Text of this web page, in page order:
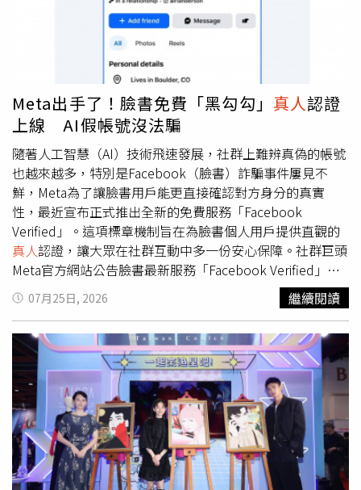
品。謝謝大家關心。」
塢巨星，真正走進劇中角色的人生。裘莉接受《People》
專訪時也表示，電影雖然從疾病出發，卻不是關於生命的終
點，而是一個女人重新找回活下去的渴望，「這部電影不是
我角色的結束，而是重新渴望活到最後一口氣。」她將整部
作品的精神濃縮為「Live life」，希望觀眾即使正面對疾
病、失去或人生低谷，仍能把握時間，好好生活。而史蒂芬
史匹柏執導的科幻大片《揭密日搶先版》也將於7月登上台
灣大哥大MyVideo，全球票房已突破2.34億美元（約新台幣
75億元），由艾蜜莉布朗、喬許歐康納、柯林佛斯等人主
演，描述人類即將得知外星生命真相所引發的全球危機。艾
蜜莉布朗透露，片中有一場突然說出非人類語言的關鍵戲，
原可透過人工智慧協助製作聲音，她卻因對AI感到恐懼而拒
絕，選擇親自進錄音室嘗試各種呼吸聲、喉音、子音與怪異
聲響，再交由音效團隊重新組合，堅持讓這段演出保留 真人
聲音的質感。艾蜜莉布朗在《揭密日》中有一場突然說出非
人類語言的關鍵戲，她因對AI感到恐懼而拒絕使用人工智慧
完成。（圖／台灣大哥大MyVideo提供）《揭密日》也是史
匹柏與《侏羅紀公園》、《世界大戰》編劇大衛柯普第七度
合作，柯普透露，這次一共寫了42個版本，創下個人編劇生
涯最高紀錄，電影甚至開拍後仍持續修改。他形容史匹柏這
次比過去更加嚴格，「因為他知道自己以前拍過這個領域，
所以希望這一部成為最好的一部。」相較《第三類接觸》的
神祕與《E.T.外星人》的溫暖，《揭密日》更接近1970年代
的陰謀驚悚片，探討人類有限的感官是否讓我們始終看不見
早已存在身邊的事物。同片主演喬許歐康納則分享《揭密
Meta出手了！臉書免費「黑勾勾」 真人認證
上線 AI假帳號沒法騙
隨著人工智慧（AI）技術飛速發展，社群上難辨真偽的帳號
也越來越多，特別是Facebook（臉書）詐騙事件屢見不
鮮，Meta為了讓臉書用戶能更直接確認對方身分的真實
性，最近宣布正式推出全新的免費服務「Facebook
Verified」。這項標章機制旨在為臉書個人用戶提供直觀的
真人認證，讓大眾在社群互動中多一份安心保障。社群巨頭
Meta官方網站公告臉書最新服務「Facebook Verified」，
用戶只需拍攝一段簡短的自拍影片，系統便會將其與帳號現
有的個人頭像進行比對，整個審核過程免費且僅需數分鐘即
可完成。不過，申請者必須年滿18歲，且帳號紀錄良好、符
合社群守則，特別是無詐欺、詐騙或不實行為等違規紀錄。
此外，該功能目前僅針對個人帳號開放，粉絲專頁與專業模
式（Pro Mode）帳號暫不適用。通過驗證後，黑色標章將
優先顯示於用戶最常進行真人互動的場景，包含Facebook
Marketplace（二手交易市場）、Facebook Dating交友功
能、社群社團（Groups）以及個人主頁，未來Meta也計畫
將標章延伸顯示至動態消息（Feed）貼文。Meta也透露，
用戶只需完成一次驗證，即可永久獲得此標章，無需支付任
07月25日, 2026 繼續閱讀